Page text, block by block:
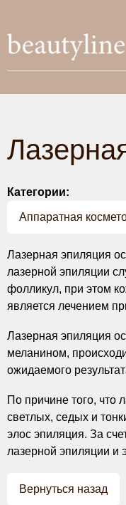
Категории:
Аппаратная
Лазерная эпиляция
лазерной эпиляции
фолликул, при этом
является лечением
Лазерная эпиляция
меланином,
ожидаемого
По причине того, что
светлых, седых и
элос эпиляция. За
лазерной эпиляции и
Вернуться назад